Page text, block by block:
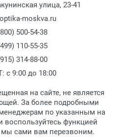
товара производится
на пункте
на расчетный счет.
с 11:00 до 15:00, в
г. Москва,
переулок 17, корпус 1,
+7 (499) 110-55-35.
заказ поступает в пункт
связывается с
о поступлении
товара при себе
паспорт.
забрать в течение 3
поступления на
улица, 23-41
moskva.ru
500-54-38
110-55-35
314-88-00
с 9:00 до 18:00
на сайте, не является
За более подробными
по указанным на
воспользуйтесь функцией
мы сами вам перезвоним.